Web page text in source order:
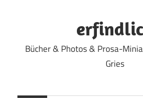
Bücher & Photos & Prosa-
Gries